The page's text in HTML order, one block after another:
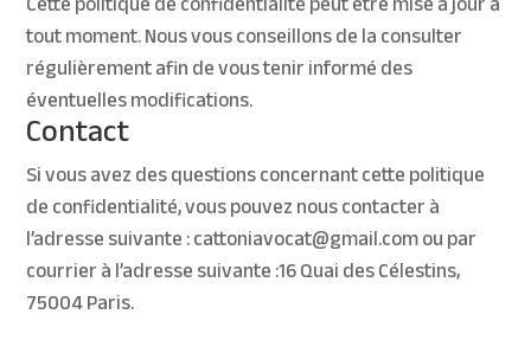
tout moment. Nous vous conseillons de la consulter
régulièrement afin de vous tenir informé des
éventuelles modifications.
Contact
Si vous avez des questions concernant cette politique
de confidentialité, vous pouvez nous contacter à
l’adresse suivante : cattoniavocat@gmail.com ou par
courrier à l’adresse suivante :16 Quai des Célestins,
75004 Paris.